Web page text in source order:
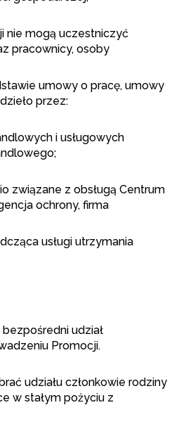
nie mogą uczestniczyć
pracownicy, osoby
umowy o pracę, umowy
przez:
i usługowych
związane z obsługą Centrum
ochrony, firma
usługi utrzymania
udział
Promocji.
udziału członkowie rodziny
w stałym pożyciu z